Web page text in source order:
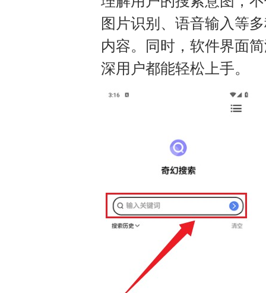
图片识别、语音输入等
内容。同时，软件界面
深用户都能轻松上手。